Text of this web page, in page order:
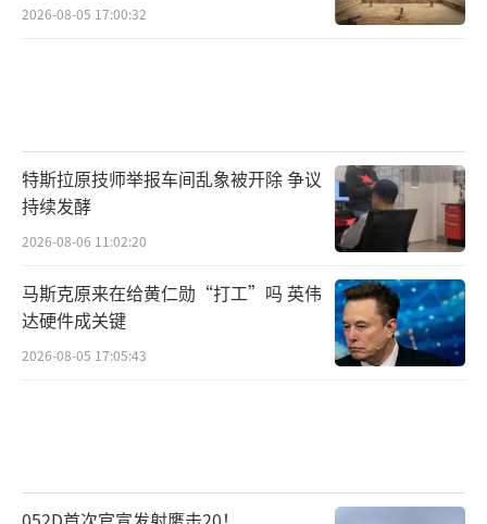
2026-08-05 17:00:32
特斯拉原技师举报车间乱象被开除 争议
持续发酵
2026-08-06 11:02:20
马斯克原来在给黄仁勋“打工”吗 英伟
达硬件成关键
2026-08-05 17:05:43